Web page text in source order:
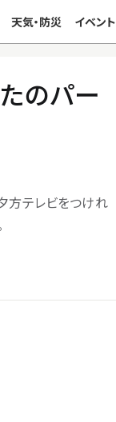
天気・防災 イベント
のパー
方テレビをつけれ